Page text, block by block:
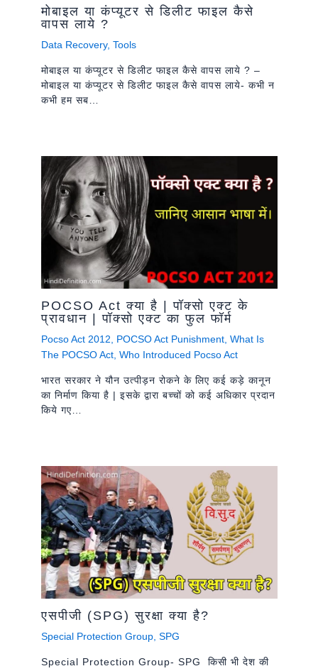
मोबाइल या कंप्यूटर से डिलीट फाइल कैसे
वापस लाये ?
Data Recovery, Tools
मोबाइल या कंप्यूटर से डिलीट फाइल कैसे वापस लाये ? –
मोबाइल या कंप्यूटर से डिलीट फाइल कैसे वापस लाये- कभी न
कभी हम सब…
POCSO Act क्या है | पॉक्सो एक्ट के
प्रावधान | पॉक्सो एक्ट का फुल फॉर्म
Pocso Act 2012 POCSO Act Punishment, What Is
The POCSO Act, Who Introduced Pocso Act
भारत सरकार ने यौन उत्पीड़न रोकने के लिए कई कड़े कानून
का निर्माण किया है | इसके द्वारा बच्चों को कई अधिकार प्रदान
किये गए…
एसपीजी (SPG) सुरक्षा क्या है?
Special Protection Group, SPG
Special Protection Group- SPG किसी भी देश की